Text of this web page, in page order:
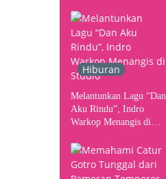
Konser
Hiburan
Melantunkan Lagu “Dan
Aku Rindu”, Indro
Warkop Menangis di